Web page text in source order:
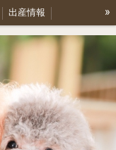
出産情報 »